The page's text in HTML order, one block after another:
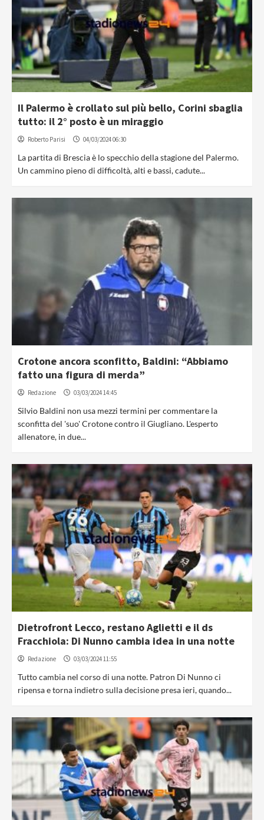
Il Palermo è crollato sul più bello, Corini sbaglia
tutto: il 2° posto è un miraggio
Roberto Parisi 04/03/2024 06:30
La partita di Brescia è lo specchio della stagione del Palermo.
Un cammino pieno di difficoltà, alti e bassi, cadute...
Crotone ancora sconfitto, Baldini: “Abbiamo
fatto una figura di merda”
Redazione 03/03/2024 14:45
Silvio Baldini non usa mezzi termini per commentare la
sconfitta del 'suo' Crotone contro il Giugliano. L'esperto
allenatore, in due...
Dietrofront Lecco, restano Aglietti e il ds
Fracchiola: Di Nunno cambia idea in una notte
Redazione 03/03/2024 11:55
Tutto cambia nel corso di una notte. Patron Di Nunno ci
ripensa e torna indietro sulla decisione presa ieri, quando...